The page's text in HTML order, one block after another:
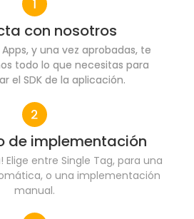
con nosotros
y una vez aprobadas, te
todo lo que necesitas para
el SDK de la aplicación.
de implementación
Elige entre Single Tag, para una
o una implementación
manual.